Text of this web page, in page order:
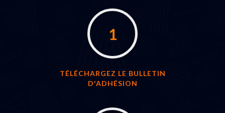
1
TÉLÉCHARGEZ LE BULLETIN
D'ADHÉSION